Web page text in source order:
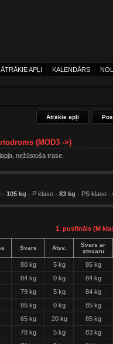
ĀTRĀKIE APĻI KALENDĀRS
Ātrākie apļi
(MOD3 ->)
nežūstoša trase.
- 105 kg · P klase - 83 kg · PS klase -
1. pusfināls (M
Svars Atsv.
Svars ar
atsvaru
80 kg 5 kg
85 kg
84 kg 0 kg
84 kg
79 kg 5 kg
84 kg
85 kg 0 kg
85 kg
65 kg 20 kg
85 kg
78 kg 5 kg
83 kg